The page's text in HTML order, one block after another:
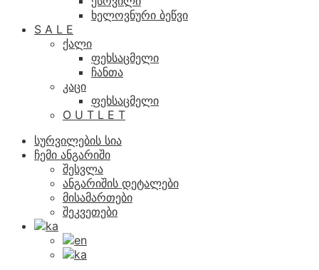
ხელოვნური ბეწვი
S A L E
ქალი
ფეხსაცმელი
ჩანთა
კაცი
ფეხსაცმელი
O U T L E T
სურვილების სია
ჩემი ანგარიში
შესვლა
ანგარიშის დეტალები
მისამართები
შეკვეთები